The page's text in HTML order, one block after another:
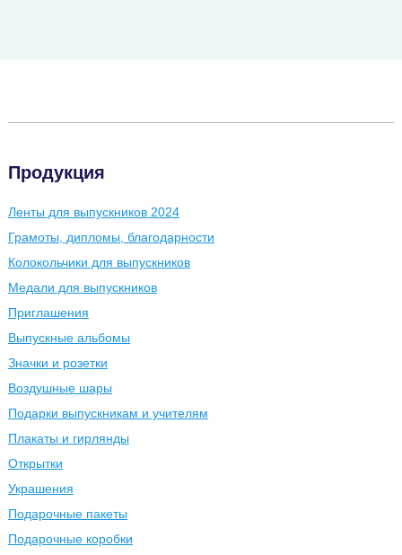
Продукция
Ленты для выпускников 2024
Грамоты, дипломы, благодарности
Колокольчики для выпускников
Медали для выпускников
Приглашения
Выпускные альбомы
Значки и розетки
Воздушные шары
Подарки выпускникам и учителям
Плакаты и гирлянды
Открытки
Украшения
Подарочные пакеты
Подарочные коробки